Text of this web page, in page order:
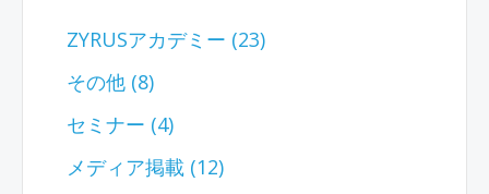
ZYRUSアカデミー (23)
その他 (8)
セミナー (4)
メディア掲載 (12)